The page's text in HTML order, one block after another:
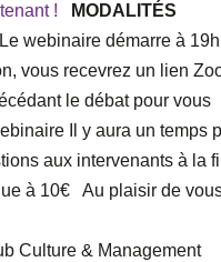
!
MODALITÉS
Le webinaire démarre à 19h
vous recevrez un lien
le débat pour vous
Il y aura un temps
aux intervenants à la
à 10€ Au plaisir de
Culture & Management